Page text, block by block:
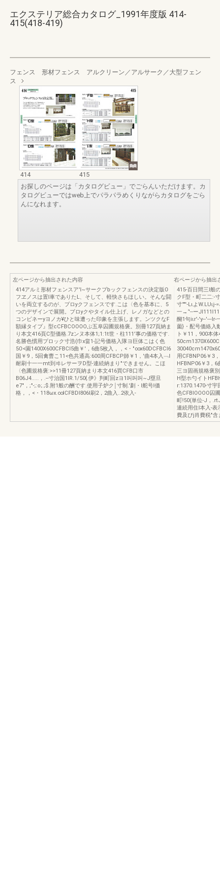
エクステリア総合カタログ_1991年度版 414-
415(418-419)
フェンス 形材フェンス アルクリーン／アルサーク／大型フェン
ス
414
415
お探しのページは「カタログビュー」でごらんいただけます。カ
タログビューではweb上でパラパラめくりながらカタログをごら
んになれます。
左ページから抽出された内容
414アルミ形材フェンスア'I~サークブbックフェンスの決定版O
フヱノスは置l車でありたL、そして、軽快さもほしい。そんな闘
いを両立するのが、プロyクフェンスです.こは〈色を基本に、5
つのデザインで展開。ブロyクやタイル仕上げ、レノガなどとの
コンビネーyヨノカ¥ひと味遭った印象を主張します。ンツクなF
額縁タイプ』型cCFBCOOOOぷ五阜囚圃規格褒。別冊127頁納ま
り本文416頁C型価格.7zンヌ本体1;1:1t世・柱111'事の価格です.
名勝色慣用プロック寸浩(巾x畠1-記号価格入隊ヨ巨体こはく色
5O<園1400X600CFBCI5曲￥'，6曲5枚入，，<・"∞x60DCFBCI6
国￥9，5回禽曹こ11<色共通高:600周CFBCP師￥1，'曲4本入﹁l
耐刷十一一mt到ヰレサーヲD型-連続納まり"できません。こほ
〈色圃規格褒:>>11冊127頁納まり本文416買CFB口市
B06J4.....，.--寸治国1lR.1/50{.伊》判町回zヨ1叫叫叫~J塁旦
e7"，;"-;:o;.;$.附1般の酬です.使用子炉ク￨寸制.'劃・l舵号l価
格，，<・118ωx.∞ICFBDI806I刷2，2曲入..2依入-
右ページから抽出
415-百日間三l般
クF型・町二二:-
寸""'-Lιよ
一→‘'--ー
醐1句iιr'-'y--'---Ir-
薗}・配号価絡入
ト￥11，900本
用CFBNP06￥3
HFBNP06￥3，6
三ヨ固画規格褒
H型ホ勺イト
r:1370.1470-寸宇
色CFBlOOOO囚
町!50(単位-J，
連続用住l本入-表
費及びj肖費税"含